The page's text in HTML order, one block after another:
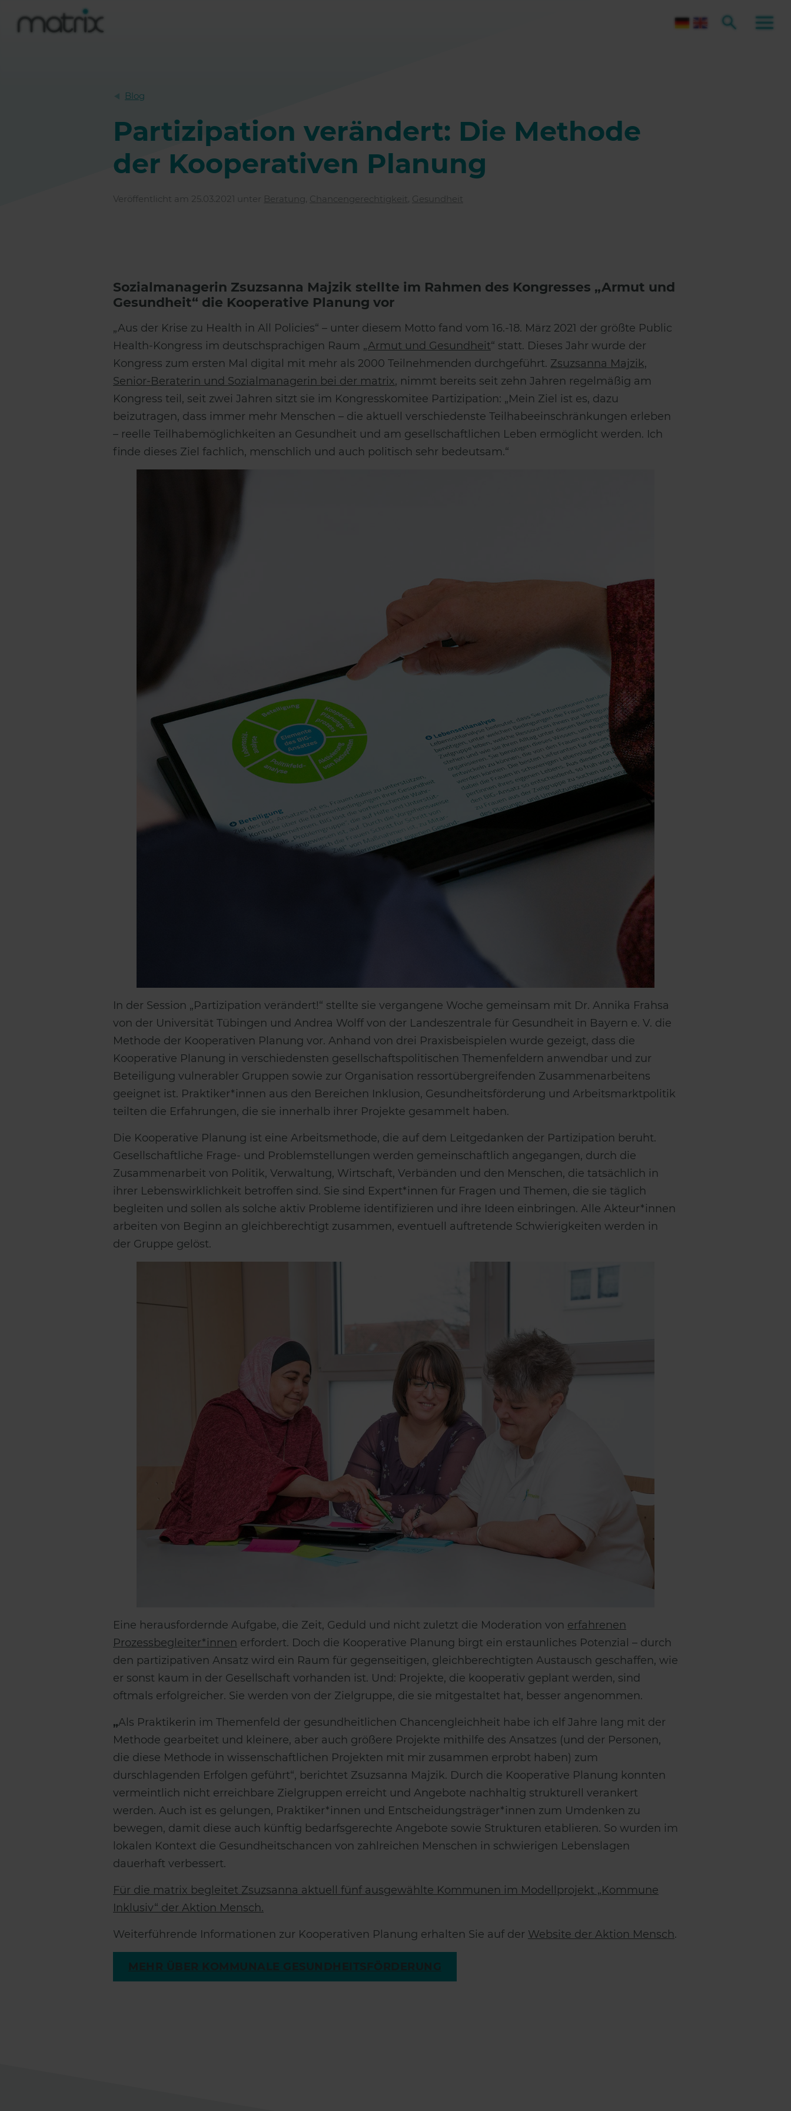
Blog
Partizipation verändert: Die Methode
der Kooperativen Planung
Veröffentlicht am 25.03.2021 unter Beratung, Chancengerechtigkeit, Gesundheit
Sozialmanagerin Zsuzsanna Majzik stellte im Rahmen des Kongresses „Armut und
Gesundheit“ die Kooperative Planung vor
„Aus der Krise zu Health in All Policies“ – unter diesem Motto fand vom 16.-18. März 2021 der größte Public
Health-Kongress im deutschsprachigen Raum „Armut und Gesundheit“ statt. Dieses Jahr wurde der
Kongress zum ersten Mal digital mit mehr als 2000 Teilnehmenden durchgeführt. Zsuzsanna Majzik,
Senior-Beraterin und Sozialmanagerin bei der matrix, nimmt bereits seit zehn Jahren regelmäßig am
Kongress teil, seit zwei Jahren sitzt sie im Kongresskomitee Partizipation: „Mein Ziel ist es, dazu
beizutragen, dass immer mehr Menschen – die aktuell verschiedenste Teilhabeeinschränkungen erleben
– reelle Teilhabemöglichkeiten an Gesundheit und am gesellschaftlichen Leben ermöglicht werden. Ich
finde dieses Ziel fachlich, menschlich und auch politisch sehr bedeutsam.“
In der Session „Partizipation verändert!“ stellte sie vergangene Woche gemeinsam mit Dr. Annika Frahsa
von der Universität Tübingen und Andrea Wolff von der Landeszentrale für Gesundheit in Bayern e. V. die
Methode der Kooperativen Planung vor. Anhand von drei Praxisbeispielen wurde gezeigt, dass die
Kooperative Planung in verschiedensten gesellschaftspolitischen Themenfeldern anwendbar und zur
Beteiligung vulnerabler Gruppen sowie zur Organisation ressortübergreifenden Zusammenarbeitens
geeignet ist. Praktiker*innen aus den Bereichen Inklusion, Gesundheitsförderung und Arbeitsmarktpolitik
teilten die Erfahrungen, die sie innerhalb ihrer Projekte gesammelt haben.
Die Kooperative Planung ist eine Arbeitsmethode, die auf dem Leitgedanken der Partizipation beruht.
Gesellschaftliche Frage- und Problemstellungen werden gemeinschaftlich angegangen, durch die
Zusammenarbeit von Politik, Verwaltung, Wirtschaft, Verbänden und den Menschen, die tatsächlich in
ihrer Lebenswirklichkeit betroffen sind. Sie sind Expert*innen für Fragen und Themen, die sie täglich
begleiten und sollen als solche aktiv Probleme identifizieren und ihre Ideen einbringen. Alle Akteur*innen
arbeiten von Beginn an gleichberechtigt zusammen, eventuell auftretende Schwierigkeiten werden in
der Gruppe gelöst.
Eine herausfordernde Aufgabe, die Zeit, Geduld und nicht zuletzt die Moderation von erfahrenen
Prozessbegleiter*innen erfordert. Doch die Kooperative Planung birgt ein erstaunliches Potenzial – durch
den partizipativen Ansatz wird ein Raum für gegenseitigen, gleichberechtigten Austausch geschaffen, wie
er sonst kaum in der Gesellschaft vorhanden ist. Und: Projekte, die kooperativ geplant werden, sind
oftmals erfolgreicher. Sie werden von der Zielgruppe, die sie mitgestaltet hat, besser angenommen.
„Als Praktikerin im Themenfeld der gesundheitlichen Chancengleichheit habe ich elf Jahre lang mit der
Methode gearbeitet und kleinere, aber auch größere Projekte mithilfe des Ansatzes (und der Personen,
die diese Methode in wissenschaftlichen Projekten mit mir zusammen erprobt haben) zum
durschlagenden Erfolgen geführt“, berichtet Zsuzsanna Majzik. Durch die Kooperative Planung konnten
vermeintlich nicht erreichbare Zielgruppen erreicht und Angebote nachhaltig strukturell verankert
werden. Auch ist es gelungen, Praktiker*innen und Entscheidungsträger*innen zum Umdenken zu
bewegen, damit diese auch künftig bedarfsgerechte Angebote sowie Strukturen etablieren. So wurden im
lokalen Kontext die Gesundheitschancen von zahlreichen Menschen in schwierigen Lebenslagen
dauerhaft verbessert.
Für die matrix begleitet Zsuzsanna aktuell fünf ausgewählte Kommunen im Modellprojekt „Kommune
Inklusiv“ der Aktion Mensch.
Weiterführende Informationen zur Kooperativen Planung erhalten Sie auf der Website der Aktion Mensch.